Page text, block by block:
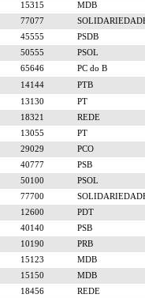
15315
MDB
77077
45555
PSDB
50555
PSOL
65646
PC do B
14144
PTB
13130
PT
18321
REDE
13055
PT
29029
PCO
40777
PSB
50100
PSOL
77700
12600
PDT
40140
PSB
10190
PRB
15123
MDB
15150
MDB
18456
REDE